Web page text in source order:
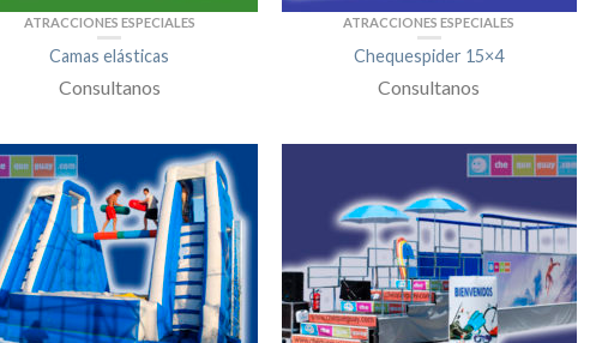
ATRACCIONES ESPECIALES
Camas elásticas
Consultanos
ATRACCIONES ESPECIALES
Chequespider 15×4
Consultanos